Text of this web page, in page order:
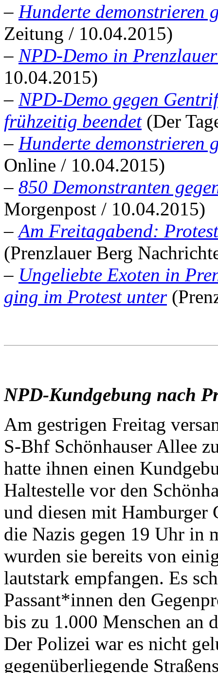
– Hunderte demonstrieren
Zeitung / 10.04.2015)
– NPD-Demo in
10.04.2015)
– NPD-Demo gegen
frühzeitig beendet(Der
– Hunderte demonstrieren
Online / 10.04.2015)
– 850 Demonstranten
Morgenpost / 10.04.2015)
–Am Freitagabend:
(Prenzlauer Berg
– Ungeliebte Exoten in
ging im Protest unter
NPD-Kundgebung nach
Am gestrigen Freitag
S-Bhf Schönhauser Allee
hatte ihnen einen
Haltestelle vor den
und diesen mit Hamburger
die Nazis gegen 19 Uhr in
wurden sie bereits von
lautstark empfangen. Es
Passant*innen den
bis zu 1.000 Menschen an
Der Polizei war es nicht
gegenüberliegende